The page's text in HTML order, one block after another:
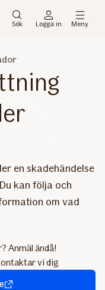
Sök Logga in Meny
en skadehändelse
kan följa och
om vad
Anmäl ändå!
vi dig